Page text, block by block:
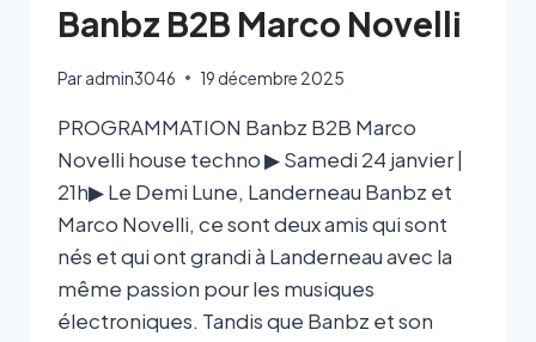
Banbz B2B Marco Novelli
Par admin3046 19 décembre 2025
PROGRAMMATION Banbz B2B Marco
Novelli house techno ▶ Samedi 24 janvier |
21h▶ Le Demi Lune, Landerneau Banbz et
Marco Novelli, ce sont deux amis qui sont
nés et qui ont grandi à Landerneau avec la
même passion pour les musiques
électroniques. Tandis que Banbz et son